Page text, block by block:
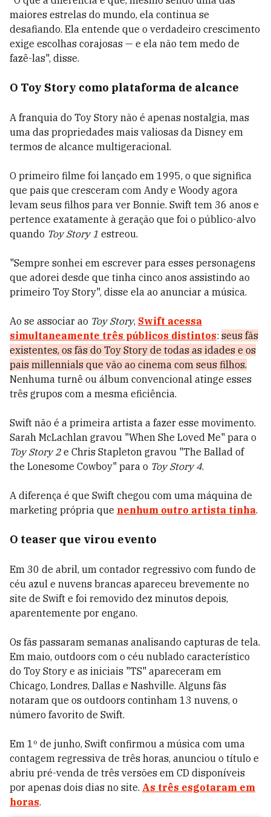
maiores estrelas do mundo, ela continua se
desafiando. Ela entende que o verdadeiro crescimento
exige escolhas corajosas — e ela não tem medo de
fazê-las", disse.
O Toy Story como plataforma de alcance
A franquia do Toy Story não é apenas nostalgia, mas
uma das propriedades mais valiosas da Disney em
termos de alcance multigeracional.
O primeiro filme foi lançado em 1995, o que significa
que pais que cresceram com Andy e Woody agora
levam seus filhos para ver Bonnie. Swift tem 36 anos e
pertence exatamente à geração que foi o público-alvo
quando Toy Story 1 estreou.
"Sempre sonhei em escrever para esses personagens
que adorei desde que tinha cinco anos assistindo ao
primeiro Toy Story", disse ela ao anunciar a música.
Ao se associar ao Toy Story, Swift acessa
simultaneamente três públicos distintos: seus fãs
existentes, os fãs do Toy Story de todas as idades e os
pais millennials que vão ao cinema com seus filhos.
Nenhuma turnê ou álbum convencional atinge esses
três grupos com a mesma eficiência.
Swift não é a primeira artista a fazer esse movimento.
Sarah McLachlan gravou "When She Loved Me" para o
Toy Story 2 e Chris Stapleton gravou "The Ballad of
the Lonesome Cowboy" para o Toy Story 4.
A diferença é que Swift chegou com uma máquina de
marketing própria que nenhum outro artista tinha.
O teaser que virou evento
Em 30 de abril, um contador regressivo com fundo de
céu azul e nuvens brancas apareceu brevemente no
site de Swift e foi removido dez minutos depois,
aparentemente por engano.
Os fãs passaram semanas analisando capturas de tela.
Em maio, outdoors com o céu nublado característico
do Toy Story e as iniciais "TS" apareceram em
Chicago, Londres, Dallas e Nashville. Alguns fãs
notaram que os outdoors continham 13 nuvens, o
número favorito de Swift.
Em 1º de junho, Swift confirmou a música com uma
contagem regressiva de três horas, anunciou o título e
abriu pré-venda de três versões em CD disponíveis
por apenas dois dias no site. As três esgotaram em
horas.